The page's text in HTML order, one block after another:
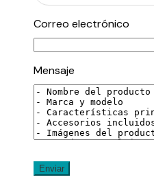
Correo electrónico
Mensaje